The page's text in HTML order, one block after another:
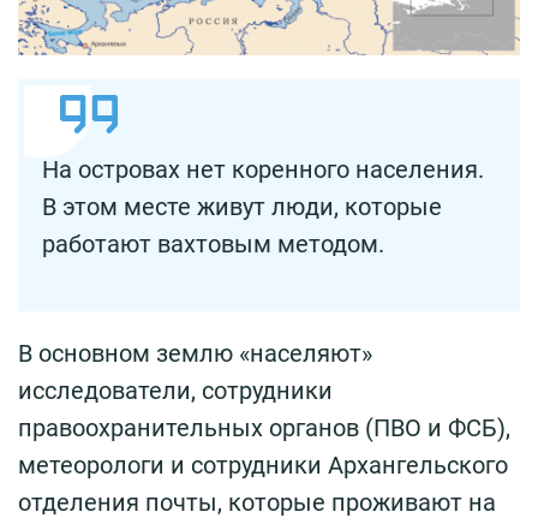
На островах нет коренного населения.
В этом месте живут люди, которые
работают вахтовым методом.
В основном землю «населяют»
исследователи, сотрудники
правоохранительных органов (ПВО и ФСБ),
метеорологи и сотрудники Архангельского
отделения почты, которые проживают на